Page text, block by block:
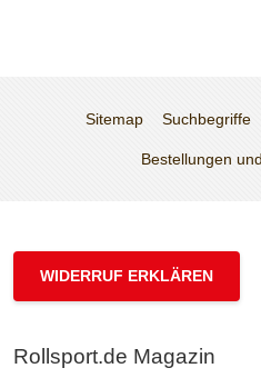
Sitemap Suchbegriffe
Bestellungen
WIDERRUF ERKLÄREN
Rollsport.de Magazin